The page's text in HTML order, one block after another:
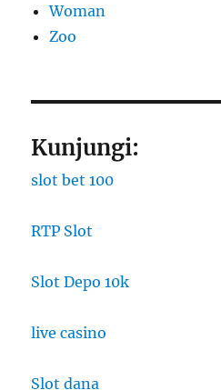
Woman
Zoo
Kunjungi:
slot bet 100
RTP Slot
Slot Depo 10k
live casino
Slot dana